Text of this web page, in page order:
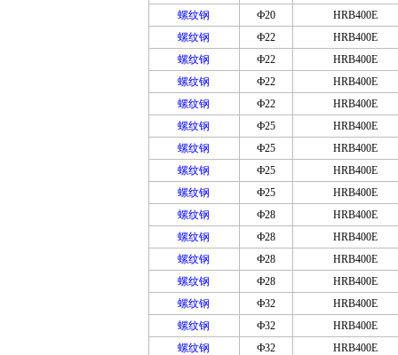
螺纹钢
Ф20
HRB400E
螺纹钢
Ф22
HRB400E
螺纹钢
Ф22
HRB400E
螺纹钢
Ф22
HRB400E
螺纹钢
Ф22
HRB400E
螺纹钢
Ф25
HRB400E
螺纹钢
Ф25
HRB400E
螺纹钢
Ф25
HRB400E
螺纹钢
Ф25
HRB400E
螺纹钢
Ф28
HRB400E
螺纹钢
Ф28
HRB400E
螺纹钢
Ф28
HRB400E
螺纹钢
Ф28
HRB400E
螺纹钢
Ф32
HRB400E
螺纹钢
Ф32
HRB400E
螺纹钢
Ф32
HRB400E